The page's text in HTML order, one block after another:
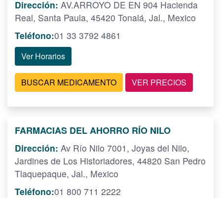
Dirección: AV.ARROYO DE EN 904 Hacienda
Real, Santa Paula, 45420 Tonalá, Jal., Mexico
Teléfono:01 33 3792 4861
Ver Horarios
BUSCAR MEDICAMENTO VER PRECIOS
FARMACIAS DEL AHORRO RÍO NILO
Dirección: Av Río Nilo 7001, Joyas del Nilo,
Jardines de Los Historiadores, 44820 San Pedro
Tlaquepaque, Jal., Mexico
Teléfono:01 800 711 2222